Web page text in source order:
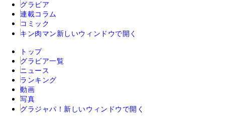
グラビア
連載コラム
コミック
キン肉マン 新しいウィンドウで開く
トップ
グラビア一覧
ニュース
ランキング
動画
写真
グラジャパ！ 新しいウィンドウで開く